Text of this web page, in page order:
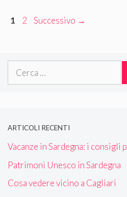
Pagina
1 Pagina
2 Successivo →
Ricerca
ARTICOLI RECENTI
Vacanze in Sardegna: i consigli
Patrimoni Unesco in Sardegna
Cosa vedere vicino a Cagliari